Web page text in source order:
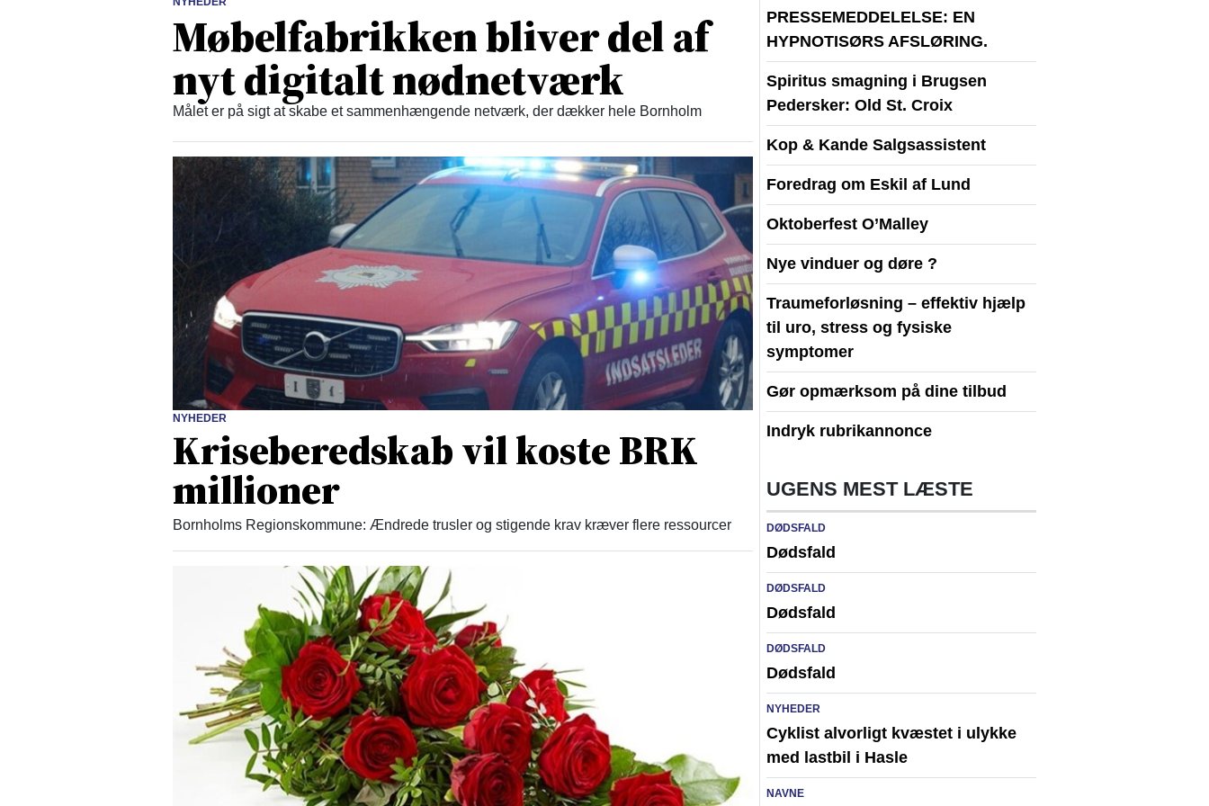
Møbelfabrikken bliver del af
nyt digitalt nødnetværk
Målet er på sigt at skabe et sammenhængende netværk, der dækker hele Bornholm
NYHEDER
Kriseberedskab vil koste BRK
millioner
Bornholms Regionskommune: Ændrede trusler og stigende krav kræver flere ressourcer
PRESSEMEDDELELSE: EN
HYPNOTISØRS AFSLØRING.
Spiritus smagning i Brugsen
Pedersker: Old St. Croix
Kop & Kande Salgsassistent
Foredrag om Eskil af Lund
Oktoberfest O’Malley
Nye vinduer og døre ?
Traumeforløsning – effektiv hjælp
til uro, stress og fysiske
symptomer
Gør opmærksom på dine tilbud
Indryk rubrikannonce
UGENS MEST LÆSTE
DØDSFALD
Dødsfald
DØDSFALD
Dødsfald
DØDSFALD
Dødsfald
NYHEDER
Cyklist alvorligt kvæstet i ulykke
med lastbil i Hasle
NAVNE